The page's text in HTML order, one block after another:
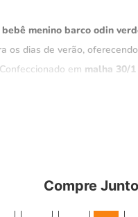
menino barco odin
os dias de verão, oferecendo
em malha 30/
malha mais pesadae de
Compre Junto